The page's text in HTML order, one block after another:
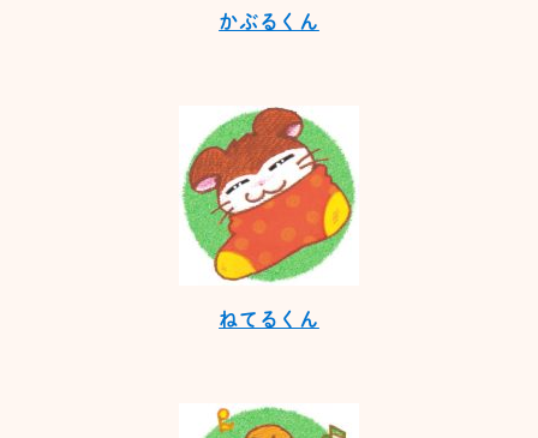
かぶるくん
ねてるくん